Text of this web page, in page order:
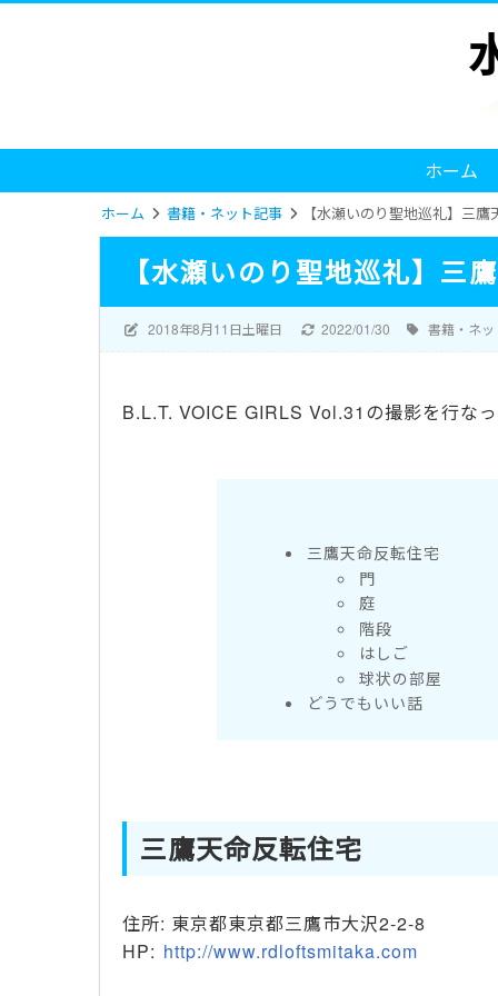
ホーム
ホーム 書籍・ネット記事 【水瀬いのり聖地巡礼】三
【水瀬いのり聖地巡礼】三
2018年8月11日土曜日 2022/01/30 書籍・ネ
B.L.T. VOICE GIRLS Vol.31の撮影を行な
三鷹天命反転住宅
門
庭
階段
はしご
球状の部屋
どうでもいい話
三鷹天命反転住宅
住所: 東京都東京都三鷹市大沢2-2-8
HP: http://www.rdloftsmitaka.com